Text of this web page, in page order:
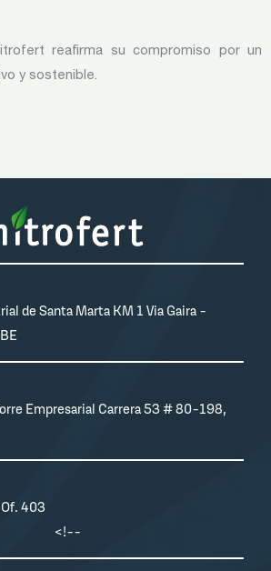
reafirma su compromiso por un
y sostenible.
de Santa Marta KM 1 Via Gaira -
Empresarial Carrera 53 # 80-198,
403
<!--